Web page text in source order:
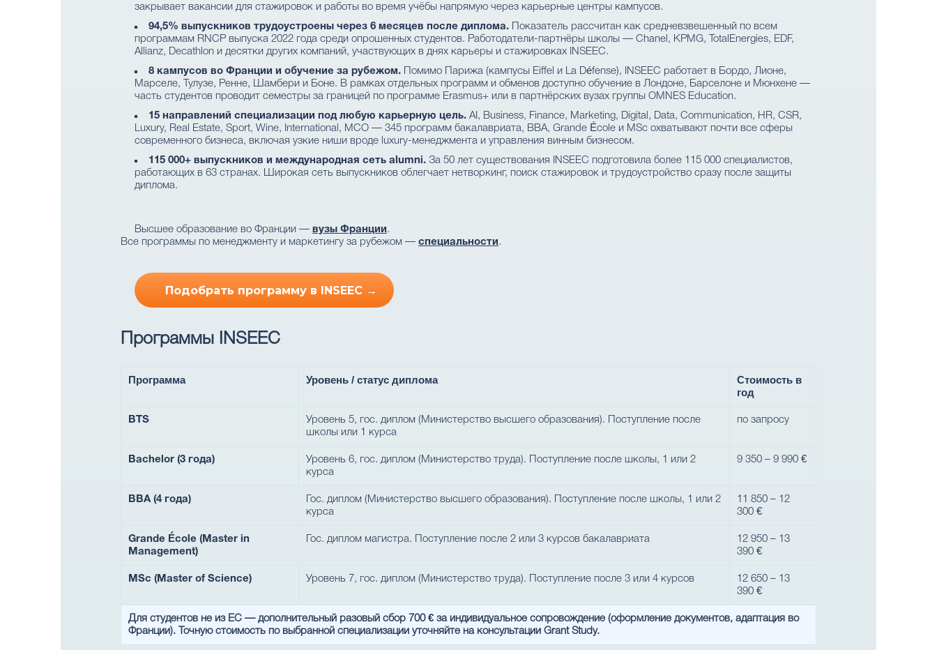
закрывает вакансии для стажировок и работы во время учёбы напрямую через карьерные центры кампусов.
94,5% выпускников трудоустроены через 6 месяцев после диплома. Показатель рассчитан как средневзвешенный по всем
программам RNCP выпуска 2022 года среди опрошенных студентов. Работодатели-партнёры школы — Chanel, KPMG, TotalEnergies, EDF,
Allianz, Decathlon и десятки других компаний, участвующих в днях карьеры и стажировках INSEEC.
8 кампусов во Франции и обучение за рубежом. Помимо Парижа (кампусы Eiffel и La Défense), INSEEC работает в Бордо, Лионе,
Марселе, Тулузе, Ренне, Шамбери и Боне. В рамках отдельных программ и обменов доступно обучение в Лондоне, Барселоне и Мюнхене —
часть студентов проводит семестры за границей по программе Erasmus+ или в партнёрских вузах группы OMNES Education.
15 направлений специализации под любую карьерную цель. AI, Business, Finance, Marketing, Digital, Data, Communication, HR, CSR,
Luxury, Real Estate, Sport, Wine, International, MCO — 345 программ бакалавриата, BBA, Grande École и MSc охватывают почти все сферы
современного бизнеса, включая узкие ниши вроде luxury-менеджмента и управления винным бизнесом.
115 000+ выпускников и международная сеть alumni. За 50 лет существования INSEEC подготовила более 115 000 специалистов,
работающих в 63 странах. Широкая сеть выпускников облегчает нетворкинг, поиск стажировок и трудоустройство сразу после защиты
диплома.
Высшее образование во Франции — вузы Франции.
Все программы по менеджменту и маркетингу за рубежом — специальности.
Подобрать программу в INSEEC →
Программы INSEEC
Программа Уровень / статус диплома
Стоимость в
год
BTS
Уровень 5, гос. диплом (Министерство высшего образования). Поступление после
школы или 1 курса
по запросу
Bachelor (3 года)
Уровень 6, гос. диплом (Министерство труда). Поступление после школы, 1 или 2
курса
9 350 – 9 990 €
BBA (4 года)
Гос. диплом (Министерство высшего образования). Поступление после школы, 1 или 2
курса
11 850 – 12
300 €
Grande École (Master in
Management)
Гос. диплом магистра. Поступление после 2 или 3 курсов бакалавриата
12 950 – 13
390 €
MSc (Master of Science) Уровень 7, гос. диплом (Министерство труда). Поступление после 3 или 4 курсов
12 650 – 13
390 €
Для студентов не из ЕС — дополнительный разовый сбор 700 € за индивидуальное сопровождение (оформление документов, адаптация во
Франции). Точную стоимость по выбранной специализации уточняйте на консультации Grant Study.